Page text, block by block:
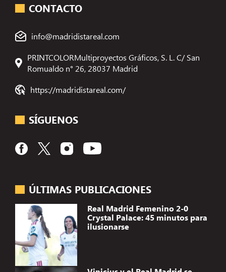
ÚLTIMAS PUBLICACIONES
Real Madrid Femenino 2-0
Crystal Palace: 45 minutos para
ilusionarse
CONTACTO
info@madridistareal.com
PRINTCOLORMultiproyectos Gráficos, S. L. C/ San
Romualdo n° 26, 28037 Madrid
https://madridistareal.com/
SÍGUENOS